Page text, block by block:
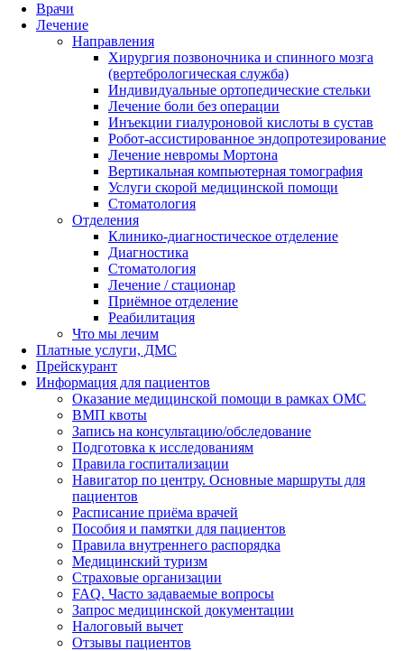
Врачи
Лечение
Направления
Хирургия позвоночника и спинного мозга
(вертебрологическая служба)
Индивидуальные ортопедические стельки
Лечение боли без операции
Инъекции гиалуроновой кислоты в сустав
Робот-ассистированное эндопротезирование
Лечение невромы Мортона
Вертикальная компьютерная томография
Услуги скорой медицинской помощи
Стоматология
Отделения
Клинико-диагностическое отделение
Диагностика
Стоматология
Лечение / стационар
Приёмное отделение
Реабилитация
Что мы лечим
Платные услуги, ДМС
Прейскурант
Информация для пациентов
Оказание медицинской помощи в рамках ОМС
ВМП квоты
Запись на консультацию/обследование
Подготовка к исследованиям
Правила госпитализации
Навигатор по центру. Основные маршруты для
пациентов
Расписание приёма врачей
Пособия и памятки для пациентов
Правила внутреннего распорядка
Медицинский туризм
Страховые организации
FAQ. Часто задаваемые вопросы
Запрос медицинской документации
Налоговый вычет
Отзывы пациентов